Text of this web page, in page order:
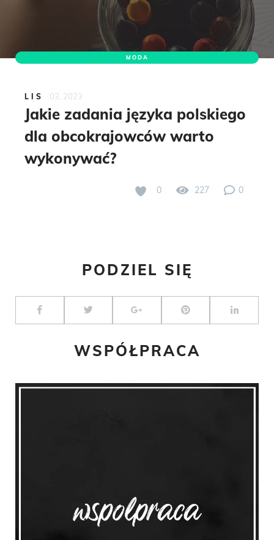
MODA
LIS 03, 2023
Jakie zadania języka polskiego
dla obcokrajowców warto
wykonywać?
0 227 0
PODZIEL SIĘ
WSPÓŁPRACA